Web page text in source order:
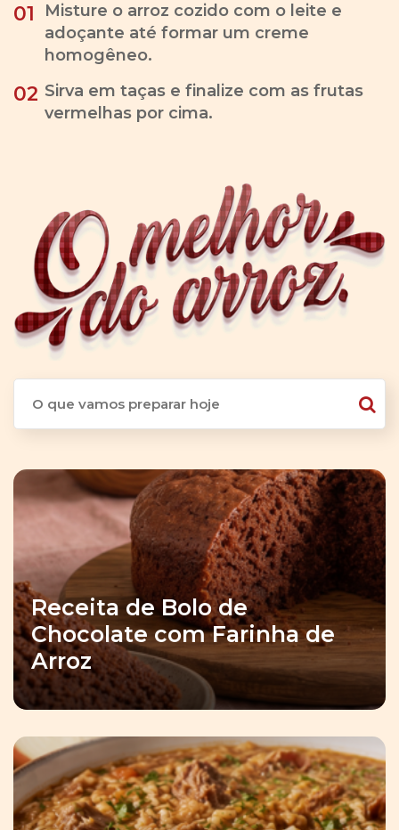
01
Misture o arroz cozido com o leite e
adoçante até formar um creme
homogêneo.
02 Sirva em taças e finalize com as frutas
vermelhas por cima.
Receita de Bolo de
Chocolate com Farinha de
Arroz